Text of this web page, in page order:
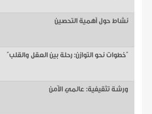
نشاط حول أهمية التحصين
“خطوات نحو التوازن: رحلة بين العقل والقلب”
ورشة تثقيفية: عالمي الآمن